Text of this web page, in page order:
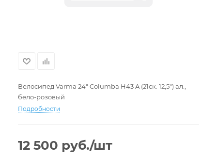
Велосипед Varma 24" Columba H43 A (21ск. 12,5") ал.,
бело-розовый
Подробности
12 500 руб./шт